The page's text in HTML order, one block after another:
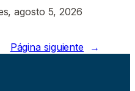
agosto 5, 2026
Página siguiente →